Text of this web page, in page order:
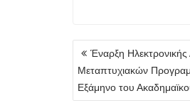
Πλοήγηση
άρθρων
Έναρξη
Μεταπτυχιακών
Εξάμηνο του